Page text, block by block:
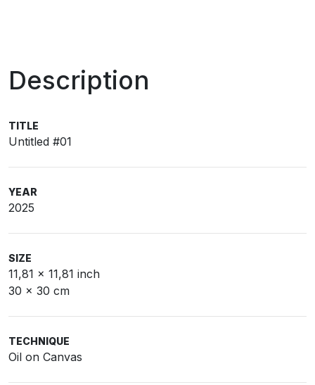
Description
TITLE
Untitled #01
YEAR
2025
SIZE
11,81 x 11,81 inch
30 x 30 cm
TECHNIQUE
Oil on Canvas